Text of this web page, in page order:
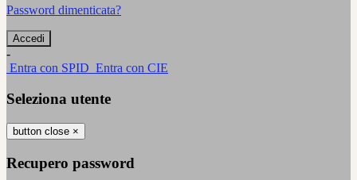
Password dimenticata?
-
Entra con SPID Entra con CIE
Seleziona utente
button close ×
Recupero password